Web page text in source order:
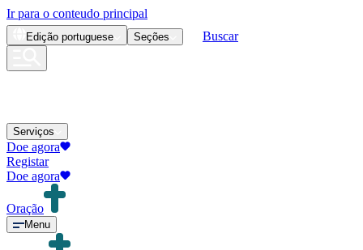
Ir para o conteudo principal
Edição portuguese Seções Buscar
Serviços
Doe agora
Registar
Doe agora
Oração
Menu